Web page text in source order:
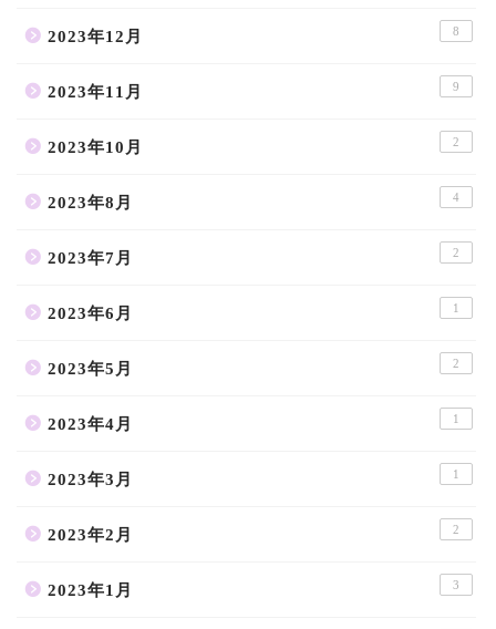
2023年12月 8
2023年11月 9
2023年10月 2
2023年8月 4
2023年7月 2
2023年6月 1
2023年5月 2
2023年4月 1
2023年3月 1
2023年2月 2
2023年1月 3